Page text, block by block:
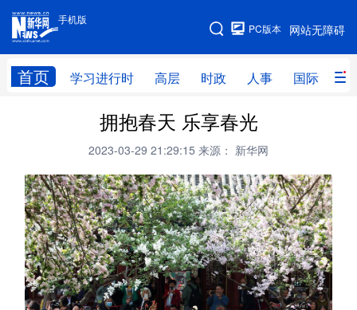
手机版
网站无障碍
PC版本
首页 学习进行时 高层 时政 人事 国际 财
手机版
网站地图
高层 时政
财经 网评
台湾 思客智库 全球连线 教育
科技 科创 量子 体育
文化 书画 健康 军事
访谈 视频 图片 政务
拥抱春天 乐享春光
2023-03-29 21:29:15 来源： 新华网